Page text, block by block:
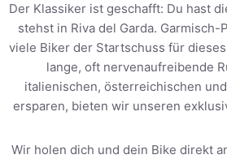
Der Klassiker ist geschafft: Du hast
stehst in Riva del Garda.
viele Biker der Startschuss für
lange, oft nervenaufreibende
italienischen, österreichischen
ersparen, bieten wir unseren
Wir holen dich und dein Bike direkt